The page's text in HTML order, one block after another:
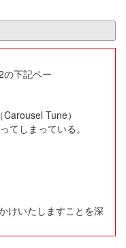
下記ペー
Tune）
てしまっている。
けいたしますことを深